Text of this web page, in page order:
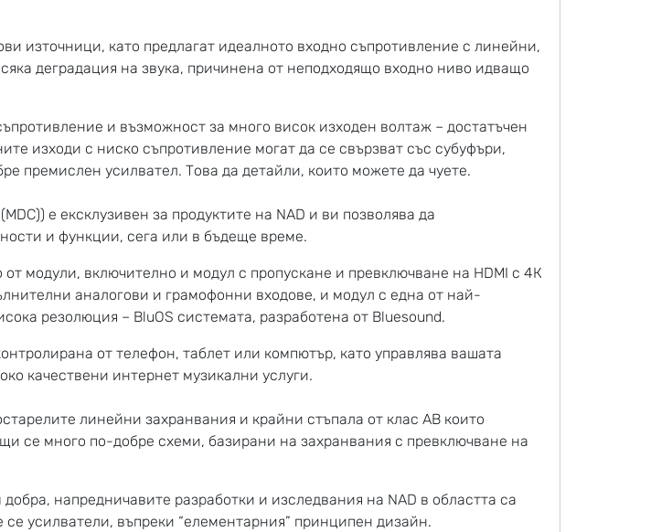
източници, като предлагат идеалното входно съпротивление с линейни,
деградация на звука, причинена от неподходящо входно ниво идващо
и възможност за много висок изходен волтаж – достатъчен
изходи с ниско съпротивление могат да се свързват със субуфъри,
премислен усилвател. Това да детайли, които можете да чуете.
е ексклузивен за продуктите на NAD и ви позволява да
и функции, сега или в бъдеще време.
модули, включително и модул с пропускане и превключване на HDMI с 4К
аналогови и грамофонни входове, и модул с една от най-
резолюция – BluOS системата, разработена от Bluesound.
от телефон, таблет или компютър, като управлява вашата
качествени интернет музикални услуги.
линейни захранвания и крайни стъпала от клас AB които
се много по-добре схеми, базирани на захранвания с превключване на
напредничавите разработки и изследвания на NAD в областта са
усилватели, въпреки “елементарния” принципен дизайн.